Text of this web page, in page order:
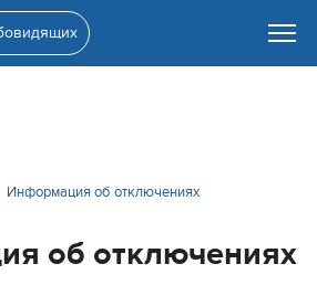
Информация об отключениях
об отключениях